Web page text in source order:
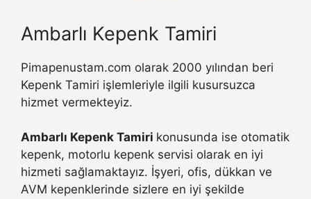
Ambarlı Kepenk Tamiri
Pimapenustam.com olarak 2000 yılından beri
Kepenk Tamiri işlemleriyle ilgili kusursuzca
hizmet vermekteyiz.
Ambarlı Kepenk Tamiri konusunda ise otomatik
kepenk, motorlu kepenk servisi olarak en iyi
hizmeti sağlamaktayız. İşyeri, ofis, dükkan ve
AVM kepenklerinde sizlere en iyi şekilde